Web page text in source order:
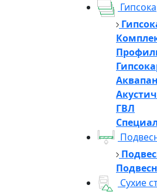
ГВЛ
Сухие